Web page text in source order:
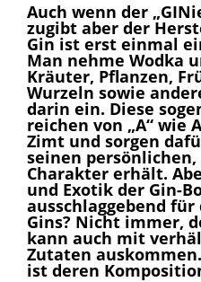
Auch wenn der
zugibt aber der
Gin ist erst einmal
Man nehme Wodka
Kräuter, Pflanzen,
Wurzeln sowie
darin ein. Diese
reichen von „A“ wie
Zimt und sorgen
seinen
Charakter erhält.
und Exotik der Gin-
ausschlaggebend
Gins? Nicht immer,
kann auch mit
Zutaten
ist deren